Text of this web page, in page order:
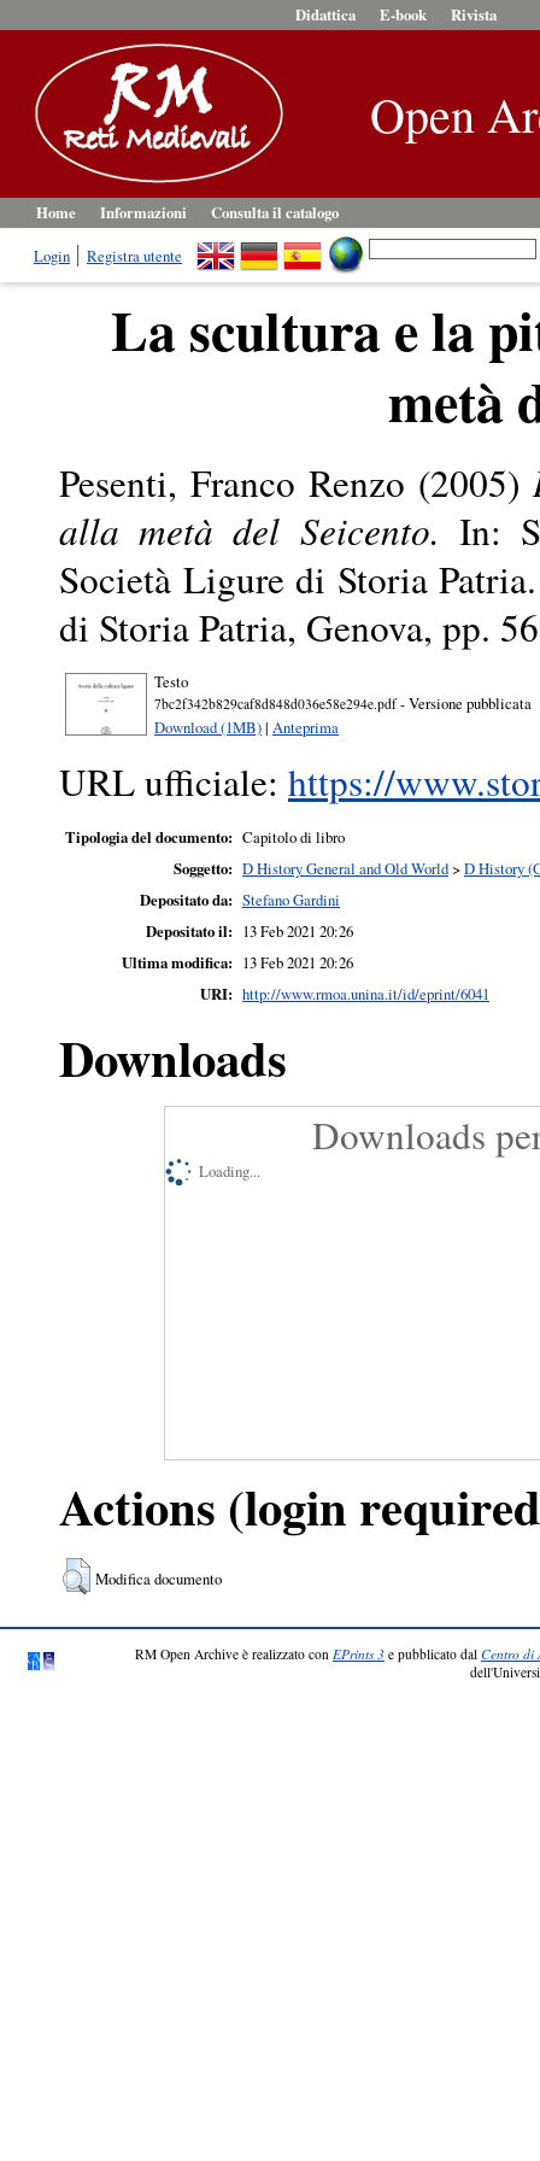
Didattica E-book Rivista
Open
Home Informazioni
Consulta il catalogo
Login
Registra utente
La scultura e la
metà
Pesenti, Franco Renzo (2005)
alla metà del Seicento. In:
Società Ligure di Storia
di Storia Patria, Genova, pp.
Testo
7bc2f342b829caf8d848d036e58e294e.pdf- Versione pubblicata
Download (1MB)| Anteprima
URL ufficiale: https://
Tipologia del documento: Capitolo di libro
Soggetto: D History General and Old World> D History
Depositato da: Stefano Gardini
Depositato il: 13 Feb 2021 20:26
Ultima modifica: 13 Feb 2021 20:26
URI: http://www.rmoa.unina.it/id/eprint/6041
Downloads
Downloads
Loading...
Actions (login
Modifica documento
RM Open Archive è realizzato con EPrints 3 e pubblicato dal Centro di